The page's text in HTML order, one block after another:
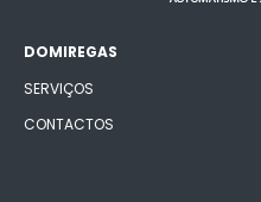
DOMIREGAS
SERVIÇOS
CONTACTOS